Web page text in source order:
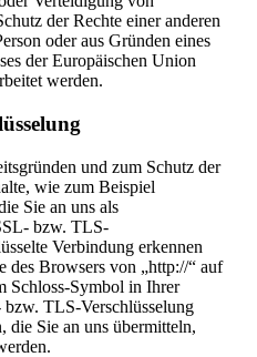
der Rechte einer anderen
oder aus Gründen eines
der Europäischen Union
werden.
und zum Schutz der
wie zum Beispiel
Sie an uns als
bzw. TLS-
Verbindung erkennen
des Browsers von „http://“ auf
Schloss-Symbol in Ihrer
TLS-Verschlüsselung
die Sie an uns übermitteln,